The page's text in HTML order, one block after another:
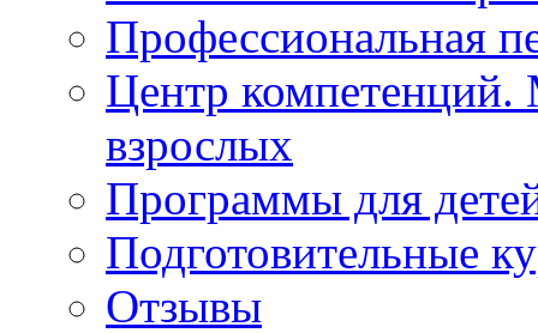
Профессиональная
Центр компетенций.
взрослых
Программы для
Подготовительные
Отзывы